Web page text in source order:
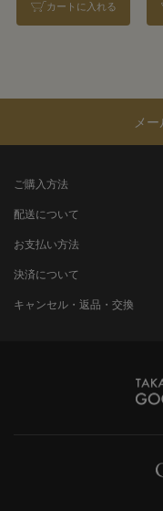
カートに入れる
メ
ご購入方法
配送について
お支払い方法
決済について
キャンセル・返品・交換